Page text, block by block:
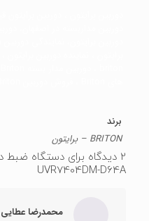
برند
BRITON – برایتون
2 دیدگاه برای
UVR7404DM-D64A
محمدرضا عطایی